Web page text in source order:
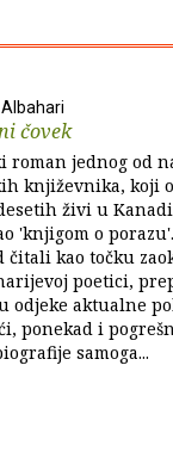
Albahari
čovek
roman jednog od
književnika, koji
živi u
'knjigom o
čitali kao točku
poetici,
odjeke aktualne
ponekad i
samoga...